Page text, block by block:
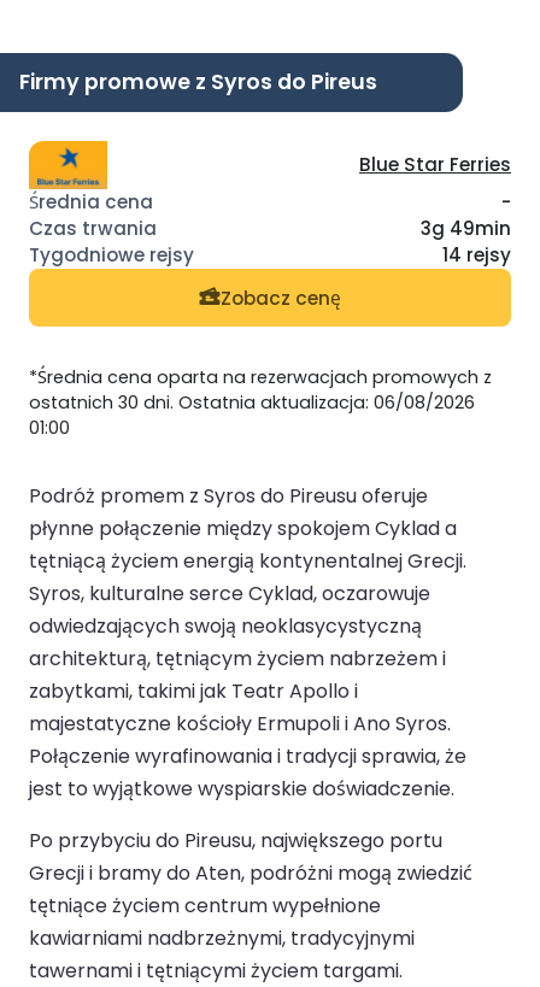
Firmy promowe z Syros do Pireus
Blue Star Ferries
-
3g 49min
14 rejsy
Zobacz cenę
*Średnia cena oparta na rezerwacjach promowych z
ostatnich 30 dni. Ostatnia aktualizacja: 06/08/2026
01:00
Podróż promem z Syros do Pireusu oferuje
płynne połączenie między spokojem Cyklad a
tętniącą życiem energią kontynentalnej Grecji.
Syros, kulturalne serce Cyklad, oczarowuje
odwiedzających swoją neoklasycystyczną
architekturą, tętniącym życiem nabrzeżem i
zabytkami, takimi jak Teatr Apollo i
majestatyczne kościoły Ermupoli i Ano Syros.
Połączenie wyrafinowania i tradycji sprawia, że
jest to wyjątkowe wyspiarskie doświadczenie.
Po przybyciu do Pireusu, największego portu
Grecji i bramy do Aten, podróżni mogą zwiedzić
tętniące życiem centrum wypełnione
kawiarniami nadbrzeżnymi, tradycyjnymi
tawernami i tętniącymi życiem targami.